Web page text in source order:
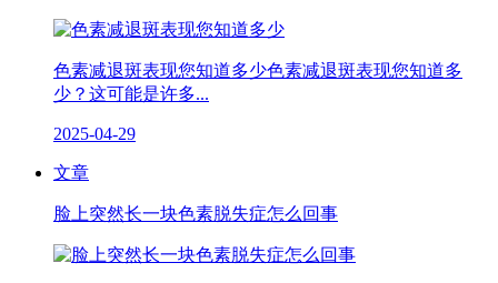
色素减退斑表现您知道多少色素减退斑表现您知道多
少？这可能是许多...
2025-04-29
文章
脸上突然长一块色素脱失症怎么回事